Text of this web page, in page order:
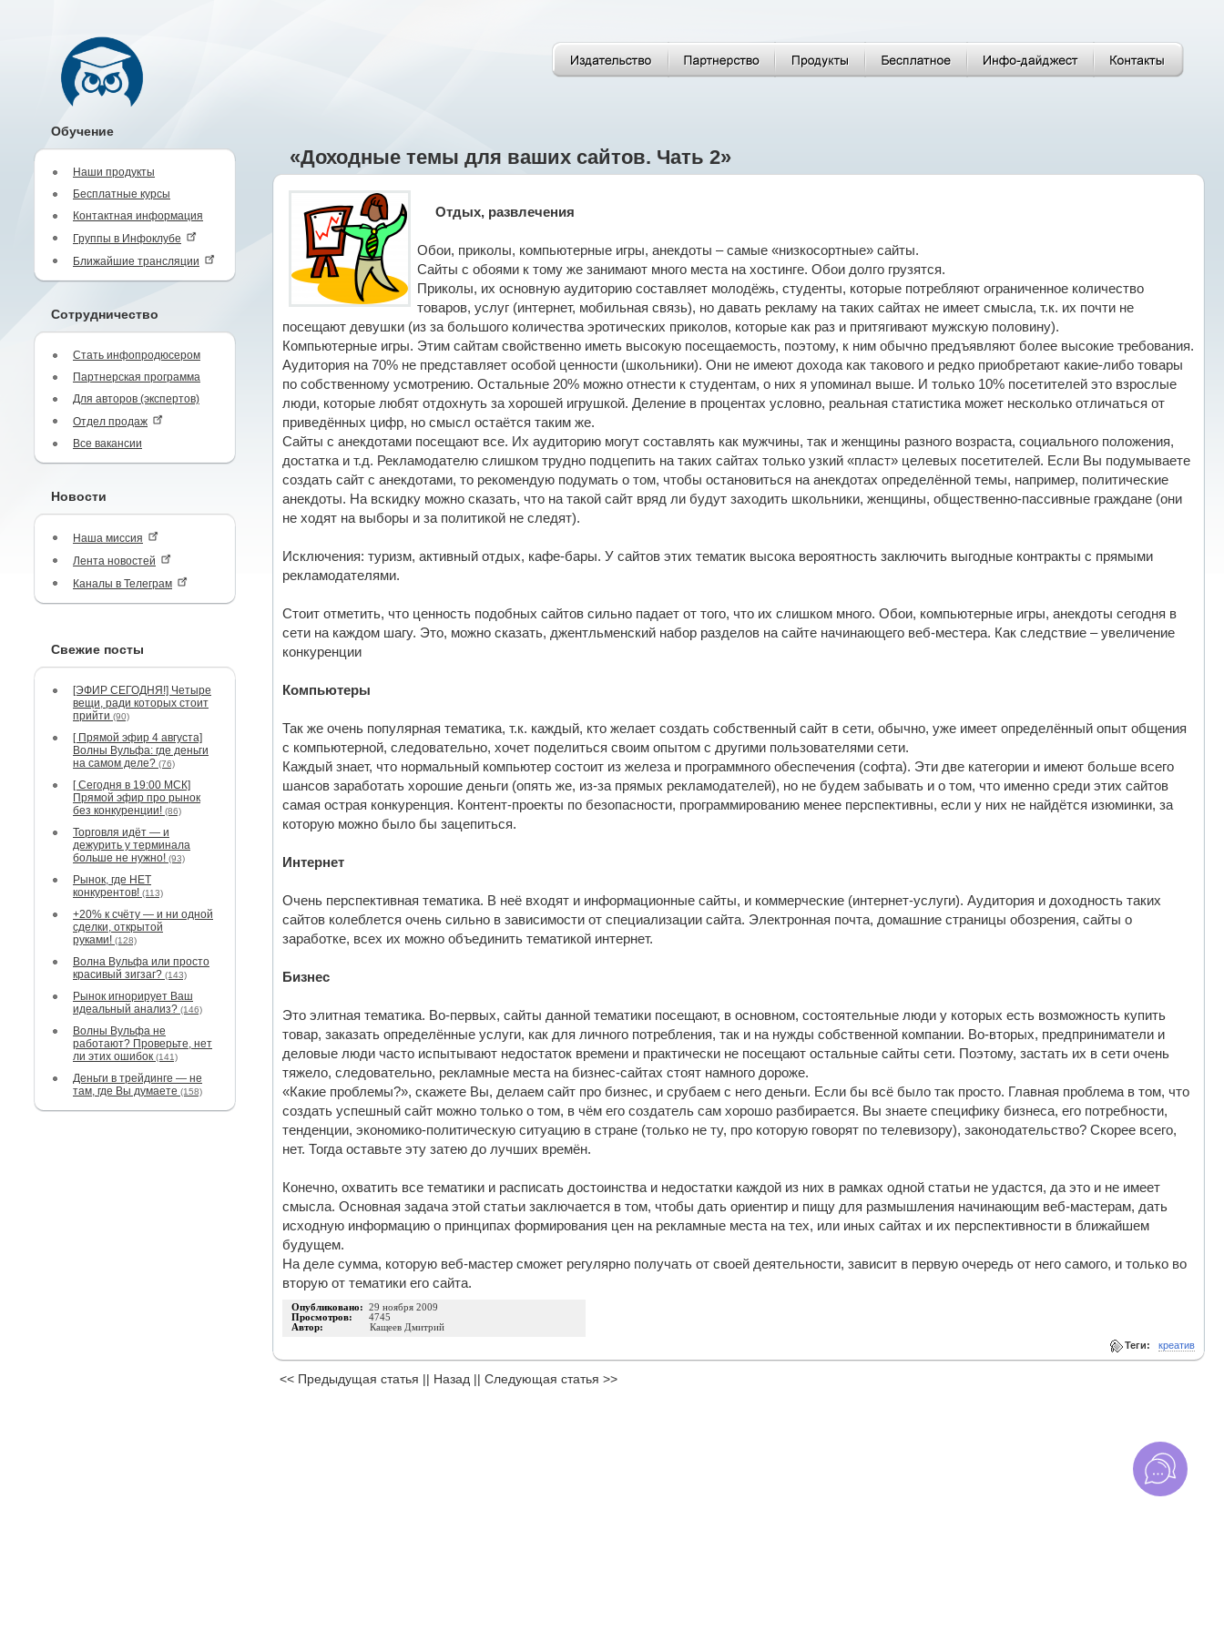
Обучение
Наши продукты
Бесплатные курсы
Контактная информация
Группы в Инфоклубе
Ближайшие трансляции
Сотрудничество
Стать инфопродюсером
Партнерская программа
Для авторов (экспертов)
Отдел продаж
Все вакансии
Новости
Наша миссия
Лента новостей
Каналы в Телеграм
Свежие посты
[ЭФИР СЕГОДНЯ!] Четыре
вещи, ради которых стоит
прийти (90)
[ Прямой эфир 4 августа]
Волны Вульфа: где деньги
на самом деле? (76)
[ Сегодня в 19:00 МСК]
Прямой эфир про рынок
без конкуренции! (86)
Торговля идёт — и
дежурить у терминала
больше не нужно! (93)
Рынок, где НЕТ
конкурентов! (113)
+20% к счёту — и ни одной
сделки, открытой
руками! (128)
Волна Вульфа или просто
красивый зигзаг? (143)
Рынок игнорирует Ваш
идеальный анализ? (146)
Волны Вульфа не
работают? Проверьте, нет
ли этих ошибок (141)
Деньги в трейдинге — не
там, где Вы думаете (158)
«Доходные темы для ваших сайтов. Чать 2»
Отдых, развлечения
Обои, приколы, компьютерные игры, анекдоты – самые «низкосортные» сайты.
Сайты с обоями к тому же занимают много места на хостинге. Обои долго грузятся.
Приколы, их основную аудиторию составляет молодёжь, студенты, которые потребляют ограниченное количество
товаров, услуг (интернет, мобильная связь), но давать рекламу на таких сайтах не имеет смысла, т.к. их почти не
посещают девушки (из за большого количества эротических приколов, которые как раз и притягивают мужскую половину).
Компьютерные игры. Этим сайтам свойственно иметь высокую посещаемость, поэтому, к ним обычно предъявляют более высокие требования.
Аудитория на 70% не представляет особой ценности (школьники). Они не имеют дохода как такового и редко приобретают какие-либо товары
по собственному усмотрению. Остальные 20% можно отнести к студентам, о них я упоминал выше. И только 10% посетителей это взрослые
люди, которые любят отдохнуть за хорошей игрушкой. Деление в процентах условно, реальная статистика может несколько отличаться от
приведённых цифр, но смысл остаётся таким же.
Сайты с анекдотами посещают все. Их аудиторию могут составлять как мужчины, так и женщины разного возраста, социального положения,
достатка и т.д. Рекламодателю слишком трудно подцепить на таких сайтах только узкий «пласт» целевых посетителей. Если Вы подумываете
создать сайт с анекдотами, то рекомендую подумать о том, чтобы остановиться на анекдотах определённой темы, например, политические
анекдоты. На вскидку можно сказать, что на такой сайт вряд ли будут заходить школьники, женщины, общественно-пассивные граждане (они
не ходят на выборы и за политикой не следят).
Исключения: туризм, активный отдых, кафе-бары. У сайтов этих тематик высока вероятность заключить выгодные контракты с прямыми
рекламодателями.
Стоит отметить, что ценность подобных сайтов сильно падает от того, что их слишком много. Обои, компьютерные игры, анекдоты сегодня в
сети на каждом шагу. Это, можно сказать, джентльменский набор разделов на сайте начинающего веб-местера. Как следствие – увеличение
конкуренции
Компьютеры
Так же очень популярная тематика, т.к. каждый, кто желает создать собственный сайт в сети, обычно, уже имеет определённый опыт общения
с компьютерной, следовательно, хочет поделиться своим опытом с другими пользователями сети.
Каждый знает, что нормальный компьютер состоит из железа и программного обеспечения (софта). Эти две категории и имеют больше всего
шансов заработать хорошие деньги (опять же, из-за прямых рекламодателей), но не будем забывать и о том, что именно среди этих сайтов
самая острая конкуренция. Контент-проекты по безопасности, программированию менее перспективны, если у них не найдётся изюминки, за
которую можно было бы зацепиться.
Интернет
Очень перспективная тематика. В неё входят и информационные сайты, и коммерческие (интернет-услуги). Аудитория и доходность таких
сайтов колеблется очень сильно в зависимости от специализации сайта. Электронная почта, домашние страницы обозрения, сайты о
заработке, всех их можно объединить тематикой интернет.
Бизнес
Это элитная тематика. Во-первых, сайты данной тематики посещают, в основном, состоятельные люди у которых есть возможность купить
товар, заказать определённые услуги, как для личного потребления, так и на нужды собственной компании. Во-вторых, предприниматели и
деловые люди часто испытывают недостаток времени и практически не посещают остальные сайты сети. Поэтому, застать их в сети очень
тяжело, следовательно, рекламные места на бизнес-сайтах стоят намного дороже.
«Какие проблемы?», скажете Вы, делаем сайт про бизнес, и срубаем с него деньги. Если бы всё было так просто. Главная проблема в том, что
создать успешный сайт можно только о том, в чём его создатель сам хорошо разбирается. Вы знаете специфику бизнеса, его потребности,
тенденции, экономико-политическую ситуацию в стране (только не ту, про которую говорят по телевизору), законодательство? Скорее всего,
нет. Тогда оставьте эту затею до лучших времён.
Конечно, охватить все тематики и расписать достоинства и недостатки каждой из них в рамках одной статьи не удастся, да это и не имеет
смысла. Основная задача этой статьи заключается в том, чтобы дать ориентир и пищу для размышления начинающим веб-мастерам, дать
исходную информацию о принципах формирования цен на рекламные места на тех, или иных сайтах и их перспективности в ближайшем
будущем.
На деле сумма, которую веб-мастер сможет регулярно получать от своей деятельности, зависит в первую очередь от него самого, и только во
вторую от тематики его сайта.
Опубликовано: 29 ноября 2009
Просмотров: 4745
Автор:
Кащеев Дмитрий
Теги: креатив
<< Предыдущая статья || Назад || Следующая статья >>